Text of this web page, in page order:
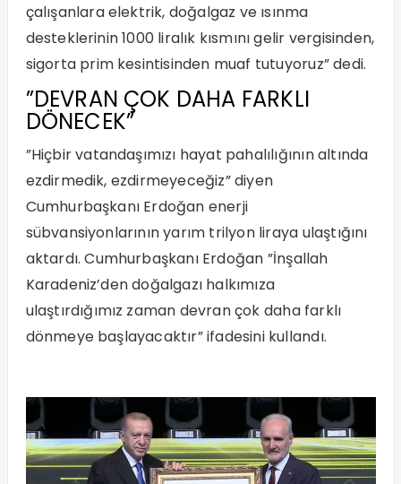
çalışanlara elektrik, doğalgaz ve ısınma
desteklerinin 1000 liralık kısmını gelir vergisinden,
sigorta prim kesintisinden muaf tutuyoruz” dedi.
”DEVRAN ÇOK DAHA FARKLI
DÖNECEK”
”Hiçbir vatandaşımızı hayat pahalılığının altında
ezdirmedik, ezdirmeyeceğiz” diyen
Cumhurbaşkanı Erdoğan enerji
sübvansiyonlarının yarım trilyon liraya ulaştığını
aktardı. Cumhurbaşkanı Erdoğan ”İnşallah
Karadeniz’den doğalgazı halkımıza
ulaştırdığımız zaman devran çok daha farklı
dönmeye başlayacaktır” ifadesini kullandı.